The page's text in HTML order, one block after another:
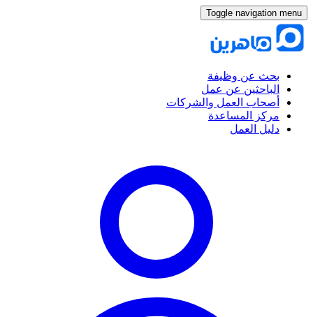
Toggle navigation menu
بحث عن وظيفة
الباحثين عن عمل
أصحاب العمل والشركات
مركز المساعدة
دليل العمل